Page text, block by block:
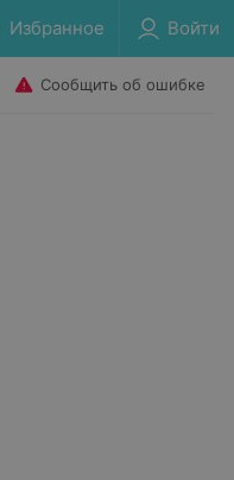
Избранное Войти
Сообщить об ошибке